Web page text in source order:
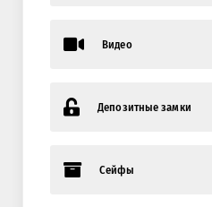
Видео
Депозитные замки
Сейфы